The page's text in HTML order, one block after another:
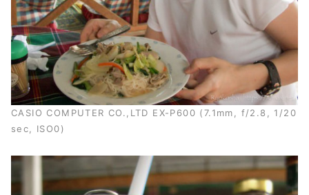
CASIO COMPUTER CO.,LTD EX-P600 (7.1mm, f/2.8, 1/20
sec, ISO0)